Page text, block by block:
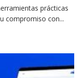
prácticas
compromiso con...